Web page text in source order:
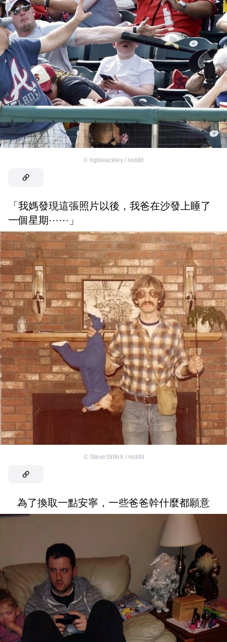
© hgbleackley / reddit
「我媽發現這張照片以後，我爸在沙發上睡了
一個星期⋯⋯」
© SteveStrifeX / reddit
為了換取一點安寧，一些爸爸幹什麼都願意